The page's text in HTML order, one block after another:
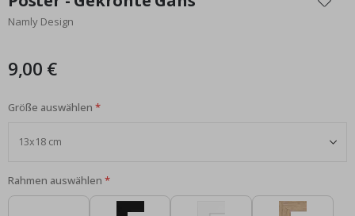
der
Bildgalerie
Namly Design
9,00 €
Größe auswählen
Rahmen auswählen